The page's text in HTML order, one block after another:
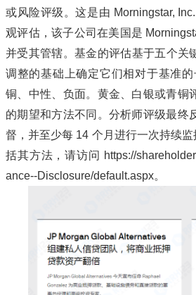
或风险评级。这是由 Morningstar,
观评估，该子公司在美国是
并受其管辖。基金的评估基于五个
调整的基础上确定它们相对于基准
铜、中性、负面。黄金、白银或青铜
的期望和方法不同。分析师评级最终
督，并至少每 14 个月进行一次持续
括其方法，请访问 https://
ance--Disclosure/default.aspx。